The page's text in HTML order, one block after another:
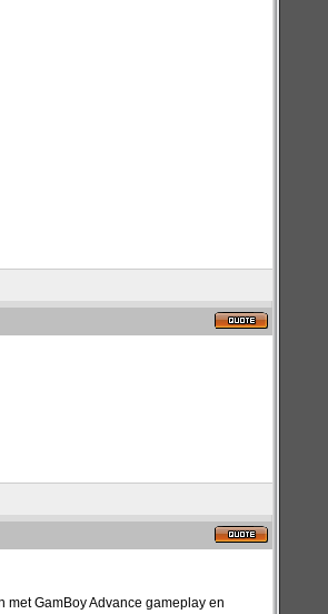
met GamBoy Advance gameplay en